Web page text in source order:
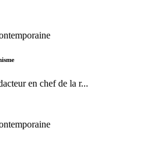
en chef de la r...